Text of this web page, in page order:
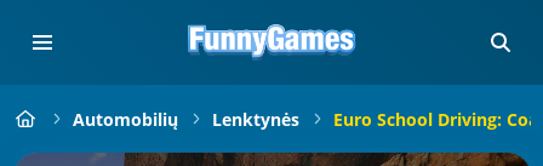
Automobilių Lenktynės Euro School Driving: